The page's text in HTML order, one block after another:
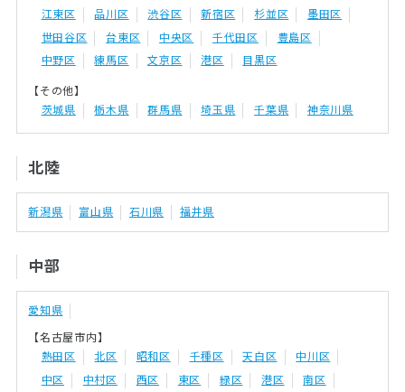
江東区
品川区 渋谷区 新宿区 杉並区
墨田区
世田谷区
台東区 中央区 千代田区
豊島区
中野区
練馬区 文京区 港区 目黒区
【その他】
茨城県
栃木県 群馬県 埼玉県 千葉県 神奈川県
北陸
新潟県 富山県 石川県 福井県
中部
愛知県
【名古屋市内】
熱田区
北区 昭和区 千種区 天白区
中川区
中区
中村区 西区 東区 緑区 港区 南区